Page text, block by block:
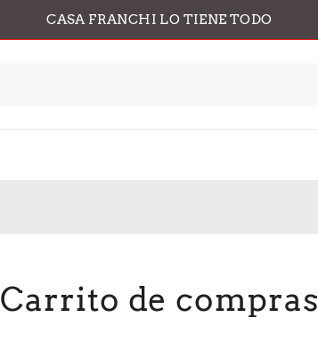
CASA FRANCHI LO TIENE TODO
Carrito de compras